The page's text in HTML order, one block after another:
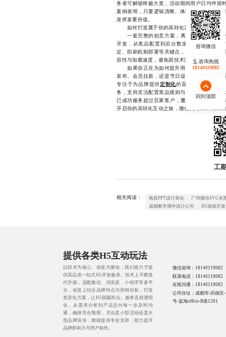
务者可解锁终极大奖，活动期间用户日均停留
案例表明，只要逻辑清晰、体验流畅，盲盒抽
发挥多重价值。
如何打造属于你的高转化盲盒抽奖H5？
一套完整的创意方案，离不开对用户路径
开发，从奖品配置到后台数据追踪，每一个
定、防刷机制部署等关键点，直接影响用户体
容性与加载速度，避免因技术问题导致用户流
如果你正在为如何提升用户参与度而困扰
发布、会员拉新，还是节日促销、品牌联名
专注于为品牌提供定制化的盲盒抽奖H5解决
务，支持灵活配置奖品规则与社交分享机制，
已成功服务超过百家客户，覆盖电商、教育
开启你的高转化互动之旅，微信同号
工
相关阅读： 南昌PPT设计美化
广州微信SVG长
成都教学课件设计公司
H5游戏开发
咨询热线
18140119082
回到顶部
咨询热线
18140119082
回到顶部
提供各类H5互动玩法
以技术为核心、创意为驱动，我们致力于提
供高品质一站式H5开发服务。技术上不断迭
代升级，适配微信、浏览器、小程序等多平
台，创意上结合品牌特点与营销目标，打造
差异化方案，让H5脱颖而出。服务流程透明
化，从需求分析到产品交付每一步及时沟
通，确保符合预期，无论是小型活动还是大
型品牌宣传，都能提供专业支持，助力提升
品牌影响力与用户粘性。
微信咨询： 18140119082
联系电话： 18140119082
在线沟通： 18140119082
公司住址：成都市-武侯区
号-蓝海office-B座1201